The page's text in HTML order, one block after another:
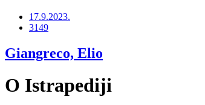
17.9.2023.
3149
Giangreco, Elio
O Istrapediji